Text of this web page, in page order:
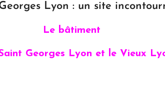
Lyon : un site
Le bâtiment
Georges Lyon et le Vieux